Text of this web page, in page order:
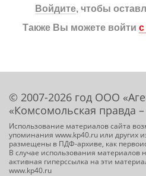
Войдите, чтобы
Также Вы можете войти
© 2007-2026 год ООО
«Комсомольская правда –
Использование материалов сайта
упоминания www.kp40.ru или других
размещены в ПДФ-архиве, как
В случае использования материалов
активная гиперссылка на эти
www.kp40.ru